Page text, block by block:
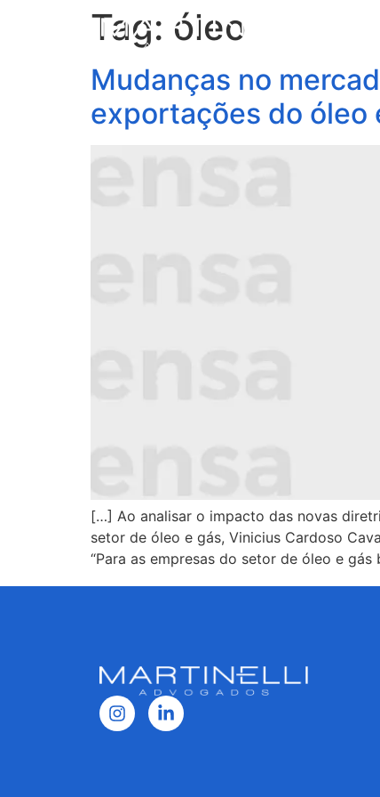
Tag: óleo
Mudanças no
exportações do óleo
[…] Ao analisar o impacto das novas
setor de óleo e gás, Vinicius Cardoso
“Para as empresas do setor de óleo e